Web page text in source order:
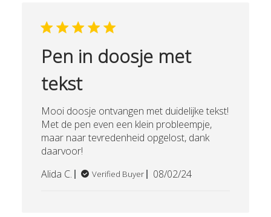
Pen in doosje met
tekst
Mooi doosje ontvangen met duidelijke tekst!
Met de pen even een klein probleempje,
maar naar tevredenheid opgelost, dank
daarvoor!
Alida C.
Verified Buyer
Published
08/02/24